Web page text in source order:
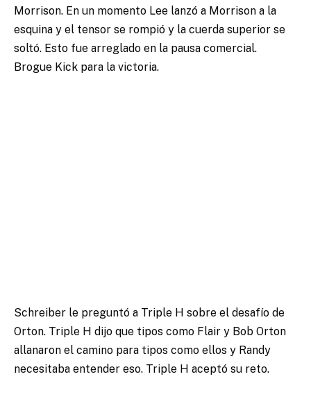
Morrison. En un momento Lee lanzó a Morrison a la
esquina y el tensor se rompió y la cuerda superior se
soltó. Esto fue arreglado en la pausa comercial.
Brogue Kick para la victoria.
Schreiber le preguntó a Triple H sobre el desafío de
Orton. Triple H dijo que tipos como Flair y Bob Orton
allanaron el camino para tipos como ellos y Randy
necesitaba entender eso. Triple H aceptó su reto.